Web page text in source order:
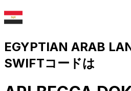
EGYPTIAN ARAB
SWIFTコードは